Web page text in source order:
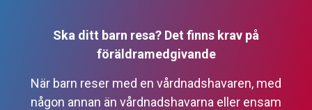
Ska ditt barn resa? Det finns krav på
föräldramedgivande
När barn reser med en vårdnadshavaren, med
någon annan än vårdnadshavarna eller ensam